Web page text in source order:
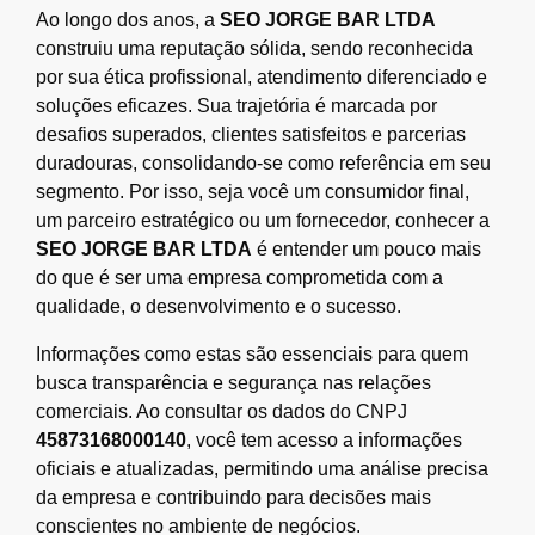
Ao longo dos anos, a SEO JORGE BAR LTDA
construiu uma reputação sólida, sendo reconhecida
por sua ética profissional, atendimento diferenciado e
soluções eficazes. Sua trajetória é marcada por
desafios superados, clientes satisfeitos e parcerias
duradouras, consolidando-se como referência em seu
segmento. Por isso, seja você um consumidor final,
um parceiro estratégico ou um fornecedor, conhecer a
SEO JORGE BAR LTDA é entender um pouco mais
do que é ser uma empresa comprometida com a
qualidade, o desenvolvimento e o sucesso.
Informações como estas são essenciais para quem
busca transparência e segurança nas relações
comerciais. Ao consultar os dados do CNPJ
45873168000140, você tem acesso a informações
oficiais e atualizadas, permitindo uma análise precisa
da empresa e contribuindo para decisões mais
conscientes no ambiente de negócios.